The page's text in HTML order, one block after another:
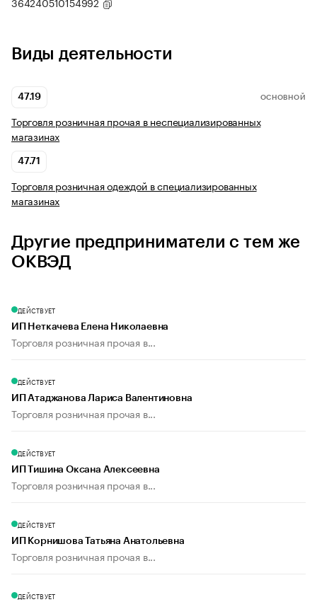
Виды деятельности
47.19 ОСНОВНОЙ
Торговля розничная прочая в неспециализированных
магазинах
47.71
Торговля розничная одеждой в специализированных
магазинах
Другие предприниматели с тем же
ОКВЭД
ДЕЙСТВУЕТ
ИП Неткачева Елена Николаевна
Торговля розничная прочая в...
ДЕЙСТВУЕТ
ИП Атаджанова Лариса Валентиновна
Торговля розничная прочая в...
ДЕЙСТВУЕТ
ИП Тишина Оксана Алексеевна
Торговля розничная прочая в...
ДЕЙСТВУЕТ
ИП Корнишова Татьяна Анатольевна
Торговля розничная прочая в...
ДЕЙСТВУЕТ